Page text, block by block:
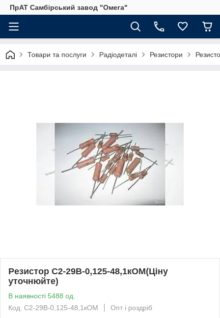
ПрАТ Самбірський завод "Омега"
Товари та послуги Радіодеталі Резистори
Резистор С2-29В-0,125-48,1кОМ(Ціну
уточнюйте)
В наявності 5488 од.
Код: С2-29В-0,125-48,1кОМ
Опт і роздріб